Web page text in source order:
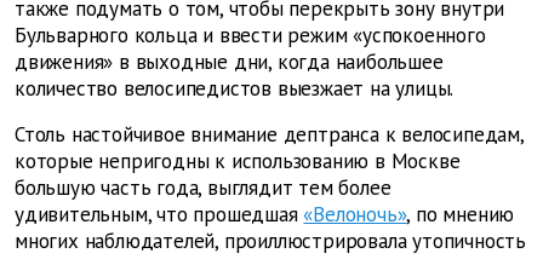
также подумать о том, чтобы перекрыть зону внутри
Бульварного кольца и ввести режим «успокоенного
движения» в выходные дни, когда наибольшее
количество велосипедистов выезжает на улицы.
Столь настойчивое внимание дептранса к велосипедам,
которые непригодны к использованию в Москве
большую часть года, выглядит тем более
удивительным, что прошедшая «Велоночь», по мнению
многих наблюдателей, проиллюстрировала утопичность